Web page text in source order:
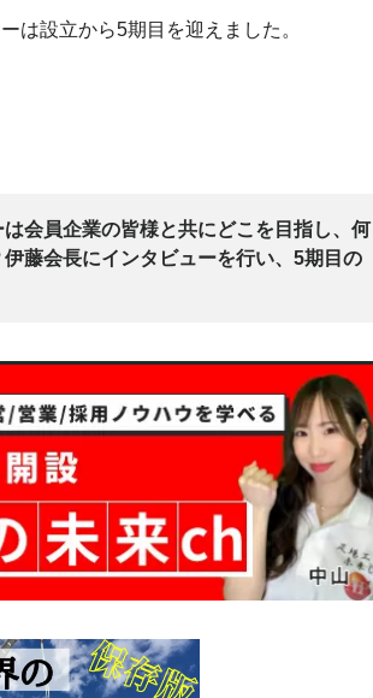
は設立から5期目を迎えました。
会員企業の皆様と共にどこを目指し、何
藤会長にインタビューを行い、5期目の